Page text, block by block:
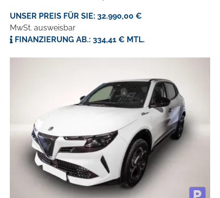
UNSER PREIS FÜR SIE: 32.990,00 €
MwSt. ausweisbar
FINANZIERUNG AB.: 334,41 € MTL.